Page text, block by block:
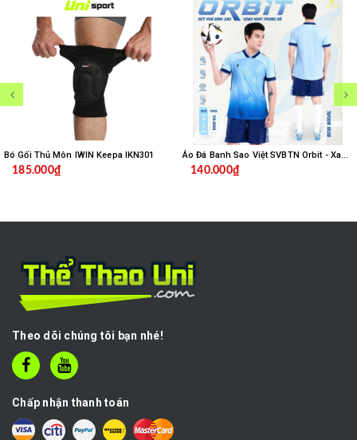
Bó Gối Thủ Môn IWIN Keepa IKN301
185.000₫
Áo Đá Banh Sao Việt SVBTN Orbit - Xanh Biển
140.000₫
Theo dõi chúng tôi bạn nhé!
Chấp nhận thanh toán